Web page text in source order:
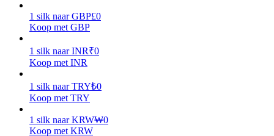
Macht varkentje
Verdien dagelijks competitieve beloningen
1 silk naar GBP£0
Koop met GBP
1 silk naar INR₹0
Koop met INR
1 silk naar TRY₺0
Koop met TRY
1 silk naar KRW₩0
Koop met KRW